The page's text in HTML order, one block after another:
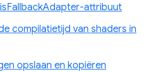
attribuut
compilatietijd van shaders in
opslaan en kopiëren